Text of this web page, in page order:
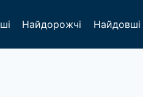
Найдорожчі Найдовші